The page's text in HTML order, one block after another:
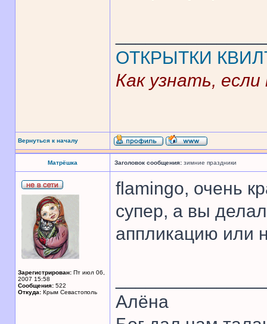
ОТКРЫТКИ
Как узнать,
Вернуться к началу
Матрёшка Заголовок сообщения: зимние праздники
Зарегистрирован: Пт июл 06,
2007 15:58
Сообщения: 522
Откуда: Крым Севастополь
flamingo, очень
супер, а вы
аппликацию или
Алёна